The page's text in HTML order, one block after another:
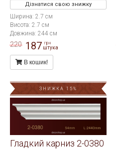
Дізнатися свою знижку
Ширина: 2.7 см
Висота: 2.7 см
Довжина: 244 см
220 187 грн
штука
В кошик!
ЗНИЖКА 15%
Гладкий карниз 2-0380